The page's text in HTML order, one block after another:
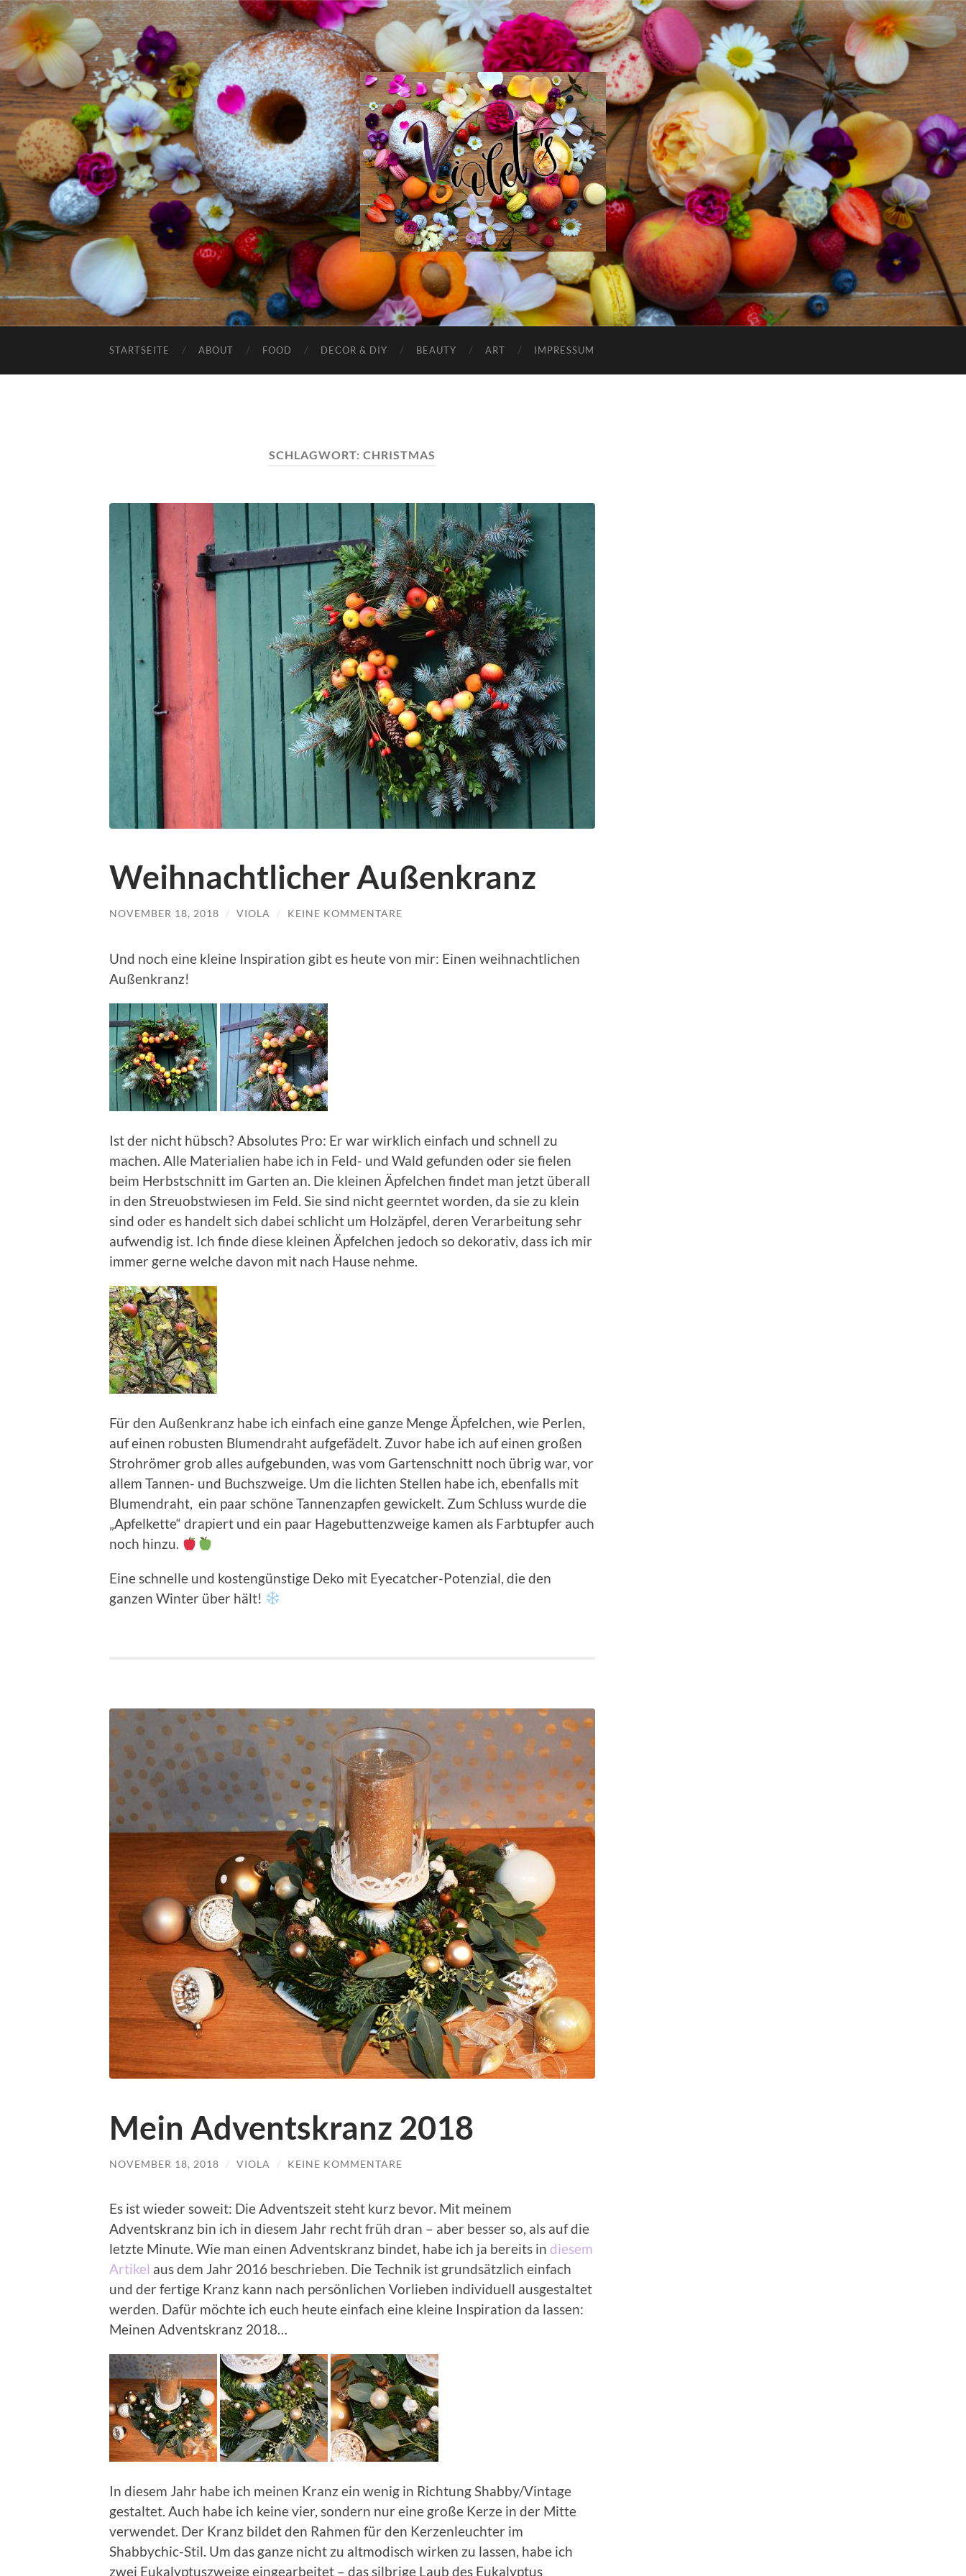
Violet
STARTSEITE ABOUT FOOD DECOR & DIY BEAUTY ART IMPRESSUM
SCHLAGWORT: CHRISTMAS
Weihnachtlicher Außenkranz
NOVEMBER 18, 2018 / VIOLA / KEINE KOMMENTARE
Und noch eine kleine Inspiration gibt es heute von mir: Einen weihnachtlichen
Außenkranz!
Ist der nicht hübsch? Absolutes Pro: Er war wirklich einfach und schnell zu
machen. Alle Materialien habe ich in Feld- und Wald gefunden oder sie fielen
beim Herbstschnitt im Garten an. Die kleinen Äpfelchen findet man jetzt überall
in den Streuobstwiesen im Feld. Sie sind nicht geerntet worden, da sie zu klein
sind oder es handelt sich dabei schlicht um Holzäpfel, deren Verarbeitung sehr
aufwendig ist. Ich finde diese kleinen Äpfelchen jedoch so dekorativ, dass ich mir
immer gerne welche davon mit nach Hause nehme.
Für den Außenkranz habe ich einfach eine ganze Menge Äpfelchen, wie Perlen,
auf einen robusten Blumendraht aufgefädelt. Zuvor habe ich auf einen großen
Strohrömer grob alles aufgebunden, was vom Gartenschnitt noch übrig war, vor
allem Tannen- und Buchszweige. Um die lichten Stellen habe ich, ebenfalls mit
Blumendraht, ein paar schöne Tannenzapfen gewickelt. Zum Schluss wurde die
„Apfelkette“ drapiert und ein paar Hagebuttenzweige kamen als Farbtupfer auch
noch hinzu.
Eine schnelle und kostengünstige Deko mit Eyecatcher-Potenzial, die den
ganzen Winter über hält!
Mein Adventskranz 2018
NOVEMBER 18, 2018 / VIOLA / KEINE KOMMENTARE
Es ist wieder soweit: Die Adventszeit steht kurz bevor. Mit meinem
Adventskranz bin ich in diesem Jahr recht früh dran – aber besser so, als auf die
letzte Minute. Wie man einen Adventskranz bindet, habe ich ja bereits in diesem
Artikel aus dem Jahr 2016 beschrieben. Die Technik ist grundsätzlich einfach
und der fertige Kranz kann nach persönlichen Vorlieben individuell ausgestaltet
werden. Dafür möchte ich euch heute einfach eine kleine Inspiration da lassen:
Meinen Adventskranz 2018…
In diesem Jahr habe ich meinen Kranz ein wenig in Richtung Shabby/Vintage
gestaltet. Auch habe ich keine vier, sondern nur eine große Kerze in der Mitte
verwendet. Der Kranz bildet den Rahmen für den Kerzenleuchter im
Shabbychic-Stil. Um das ganze nicht zu altmodisch wirken zu lassen, habe ich
zwei Eukalyptuszweige eingearbeitet – das silbrige Laub des Eukalyptus